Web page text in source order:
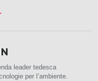
leader tedesca
per l’ambiente.